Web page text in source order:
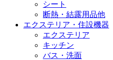
シート
断熱・結露用品他
エクステリア・住設機器
エクステリア
キッチン
バス・洗面